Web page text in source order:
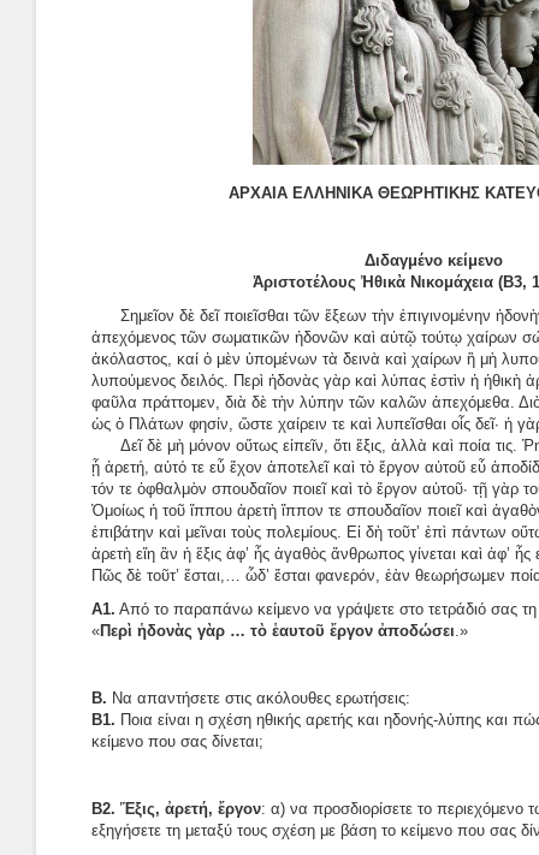
ΑΡΧΑΙΑ ΕΛΛΗΝΙΚΑ ΘΕΩΡΗΤΙΚΗΣ
Διδαγμένο κείμενο
Ἀριστοτέλους Ἠθικὰ Νικομάχεια (Β3,
Σημεῖον δὲ δεῖ ποιεῖσθαι τῶν ἕξεων τὴν ἐπιγινομένην
ἀπεχόμενος τῶν σωματικῶν ἡδονῶν καὶ αὐτῷ τούτῳ χαίρων
ἀκόλαστος, καί ὁ μὲν ὑπομένων τὰ δεινὰ καὶ χαίρων ἢ μὴ
λυπούμενος δειλός. Περὶ ἡδονὰς γὰρ καὶ λύπας ἐστὶν ἡ ἠθικὴ
φαῦλα πράττομεν, διὰ δὲ τὴν λύπην τῶν καλῶν ἀπεχόμεθα.
ὡς ὁ Πλάτων φησίν, ὥστε χαίρειν τε καὶ λυπεῖσθαι οἷς δεῖ· ἡ
Δεῖ δὲ μὴ μόνον οὕτως εἰπεῖν, ὅτι ἕξις, ἀλλὰ καὶ ποία τις.
ᾖ ἀρετή, αὐτό τε εὖ ἔχον ἀποτελεῖ καὶ τὸ ἔργον αὐτοῦ εὖ
τόν τε ὀφθαλμὸν σπουδαῖον ποιεῖ καὶ τὸ ἔργον αὐτοῦ· τῇ γὰρ
Ὁμοίως ἡ τοῦ ἵππου ἀρετὴ ἵππον τε σπουδαῖον ποιεῖ καὶ
ἐπιβάτην καὶ μεῖναι τοὺς πολεμίους. Εἰ δὴ τοῦτ’ ἐπὶ πάντων
ἀρετὴ εἴη ἂν ἡ ἕξις ἀφ’ ἧς ἀγαθὸς ἄνθρωπος γίνεται καὶ ἀφ’
Πῶς δὲ τοῦτ’ ἔσται,… ὧδ’ ἔσται φανερόν, ἐὰν θεωρήσωμεν ποία
Α1. Από το παραπάνω κείμενο να γράψετε στο τετράδιό σας
«Περὶ ἡδονὰς γὰρ … τὸ ἑαυτοῦ ἔργον ἀποδώσει.»
B. Να απαντήσετε στις ακόλουθες ερωτήσεις:
Β1. Ποια είναι η σχέση ηθικής αρετής και ηδονής-λύπης και
κείμενο που σας δίνεται;
Β2. Ἕξις, ἀρετή, ἔργον: α) να προσδιορίσετε το
εξηγήσετε τη μεταξύ τους σχέση με βάση το κείμενο που σας